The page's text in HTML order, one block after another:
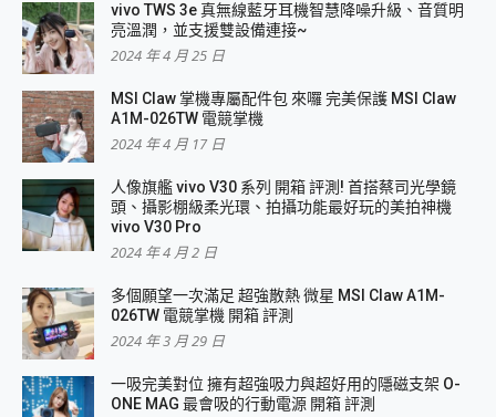
vivo TWS 3e 真無線藍牙耳機智慧降噪升級、音質明
亮溫潤，並支援雙設備連接~
2024 年 4 月 25 日
MSI Claw 掌機專屬配件包 來囉 完美保護 MSI Claw
A1M-026TW 電競掌機
2024 年 4 月 17 日
人像旗艦 vivo V30 系列 開箱 評測! 首搭蔡司光學鏡
頭、攝影棚級柔光環、拍攝功能最好玩的美拍神機
vivo V30 Pro
2024 年 4 月 2 日
多個願望一次滿足 超強散熱 微星 MSI Claw A1M-
026TW 電競掌機 開箱 評測
2024 年 3 月 29 日
一吸完美對位 擁有超強吸力與超好用的隱磁支架 O-
ONE MAG 最會吸的行動電源 開箱 評測